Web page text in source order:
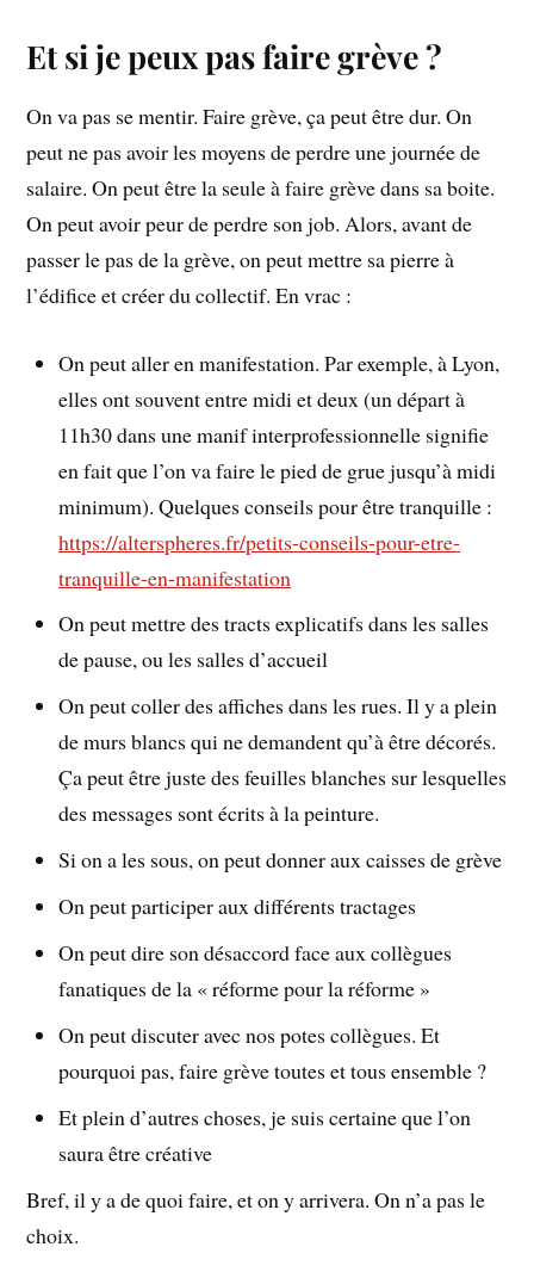
Et si je peux pas faire grève ?
On va pas se mentir. Faire grève, ça peut être dur. On
peut ne pas avoir les moyens de perdre une journée de
salaire. On peut être la seule à faire grève dans sa boite.
On peut avoir peur de perdre son job. Alors, avant de
passer le pas de la grève, on peut mettre sa pierre à
l’édifice et créer du collectif. En vrac :
On peut aller en manifestation. Par exemple, à Lyon,
elles ont souvent entre midi et deux (un départ à
11h30 dans une manif interprofessionnelle signifie
en fait que l’on va faire le pied de grue jusqu’à midi
minimum). Quelques conseils pour être tranquille :
https://alterspheres.fr/petits-conseils-pour-etre-
tranquille-en-manifestation
On peut mettre des tracts explicatifs dans les salles
de pause, ou les salles d’accueil
On peut coller des affiches dans les rues. Il y a plein
de murs blancs qui ne demandent qu’à être décorés.
Ça peut être juste des feuilles blanches sur lesquelles
des messages sont écrits à la peinture.
Si on a les sous, on peut donner aux caisses de grève
On peut participer aux différents tractages
On peut dire son désaccord face aux collègues
fanatiques de la « réforme pour la réforme »
On peut discuter avec nos potes collègues. Et
pourquoi pas, faire grève toutes et tous ensemble ?
Et plein d’autres choses, je suis certaine que l’on
saura être créative
Bref, il y a de quoi faire, et on y arrivera. On n’a pas le
choix.